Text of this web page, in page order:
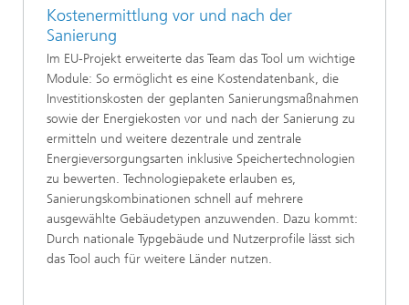
Kostenermittlung vor und nach der
Sanierung
Im EU-Projekt erweiterte das Team das Tool um wichtige
Module: So ermöglicht es eine Kostendatenbank, die
Investitionskosten der geplanten Sanierungsmaßnahmen
sowie der Energiekosten vor und nach der Sanierung zu
ermitteln und weitere dezentrale und zentrale
Energieversorgungsarten inklusive Speichertechnologien
zu bewerten. Technologiepakete erlauben es,
Sanierungskombinationen schnell auf mehrere
ausgewählte Gebäudetypen anzuwenden. Dazu kommt:
Durch nationale Typgebäude und Nutzerprofile lässt sich
das Tool auch für weitere Länder nutzen.